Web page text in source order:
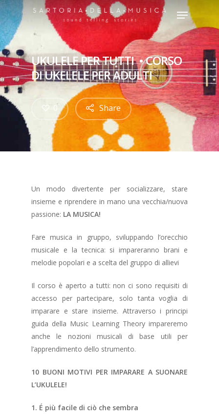
Hit enter to search or ESC to close
UKULELE PER TUTTI • CORSO
DI UKELELE PER ADULTI
Share
0
Un modo divertente per socializzare, stare
insieme e riprendere in mano una vecchia/nuova
passione: LA MUSICA!
Fare musica in gruppo, sviluppando l’orecchio
musicale e la tecnica: si impareranno brani e
melodie popolari e a scelta del gruppo di allievi
Il corso è aperto a tutti: non ci sono requisiti di
accesso per partecipare, solo tanta voglia di
imparare e stare insieme. Attraverso i principi
guida della Music Learning Theory impareremo
anche le nozioni musicali di base utili per
l’apprendimento dello strumento.
10 BUONI MOTIVI PER IMPARARE A SUONARE
L’UKULELE!
1. É più facile di ciò che sembra